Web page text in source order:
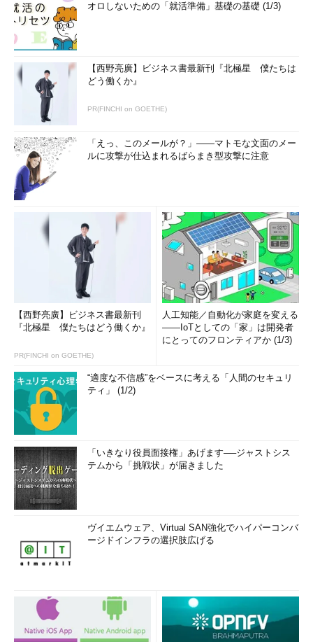
オロしないための「就活準備」基礎の基礎 (1/3)
【西野亮廣】ビジネス書最新刊『北極星 僕たちは
どう働くか』
PR(FINCHI on GOETHE)
「えっ、このメールが？」――マトモな文面のメー
ルに攻撃が仕込まれるばらまき型攻撃に注意
【西野亮廣】ビジネス書最新刊
『北極星 僕たちはどう働くか』
PR(FINCHI on GOETHE)
人工知能／自動化が家庭を変える
――IoTとしての「家」は開発者
にとってのフロンティアか (1/3)
“適度な不信感”をベースに考える「人間のセキュリ
ティ」 (1/2)
「いきなり役員面接権」あげます──ジャストシス
テムから「挑戦状」が届きました
ヴイエムウェア、Virtual SAN強化でハイパーコンバ
ージドインフラの選択肢広げる